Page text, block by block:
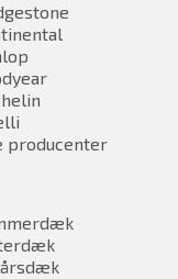
producenter